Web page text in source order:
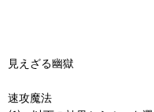
見えざる幽獄
速攻魔法